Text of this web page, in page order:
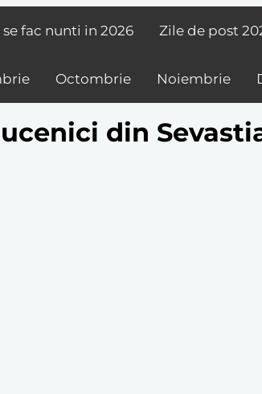
se fac nunti in 2026 Zile de post
Octombrie Noiembrie
din